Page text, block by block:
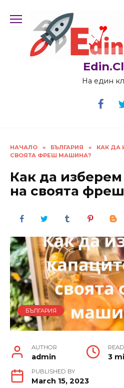
На един
НАЧАЛО » БЪЛГАРИЯ »
КАК ДА
СВОЯТА ФРЕШ МАШИНА?
Как да
на своята
БЪЛГАРИЯ
AUTHOR
admin 3
PUBLISHED BY
March 15, 2023